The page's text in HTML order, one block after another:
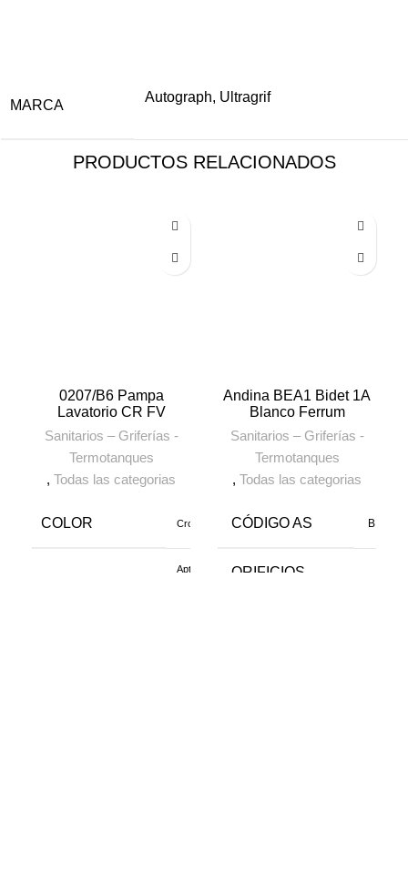
MARCA
Autograph, Ultragrif
PRODUCTOS RELACIONADOS
0207/B6 Pampa
Lavatorio CR FV
Sanitarios – Griferías -
Termotanques
, Todas las categorias
COLOR Cromo
Apto para
Andina BEA1 Bidet 1A
Blanco Ferrum
Sanitarios – Griferías -
Termotanques
, Todas las categorias
CÓDIGO AS BEA1-B
ORIFICIOS